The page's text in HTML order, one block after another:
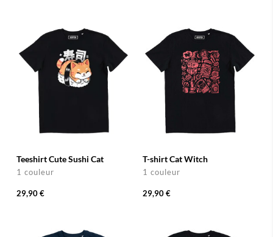
Teeshirt Cute Sushi Cat
1 couleur
29,90 €
T-shirt Cat Witch
1 couleur
29,90 €